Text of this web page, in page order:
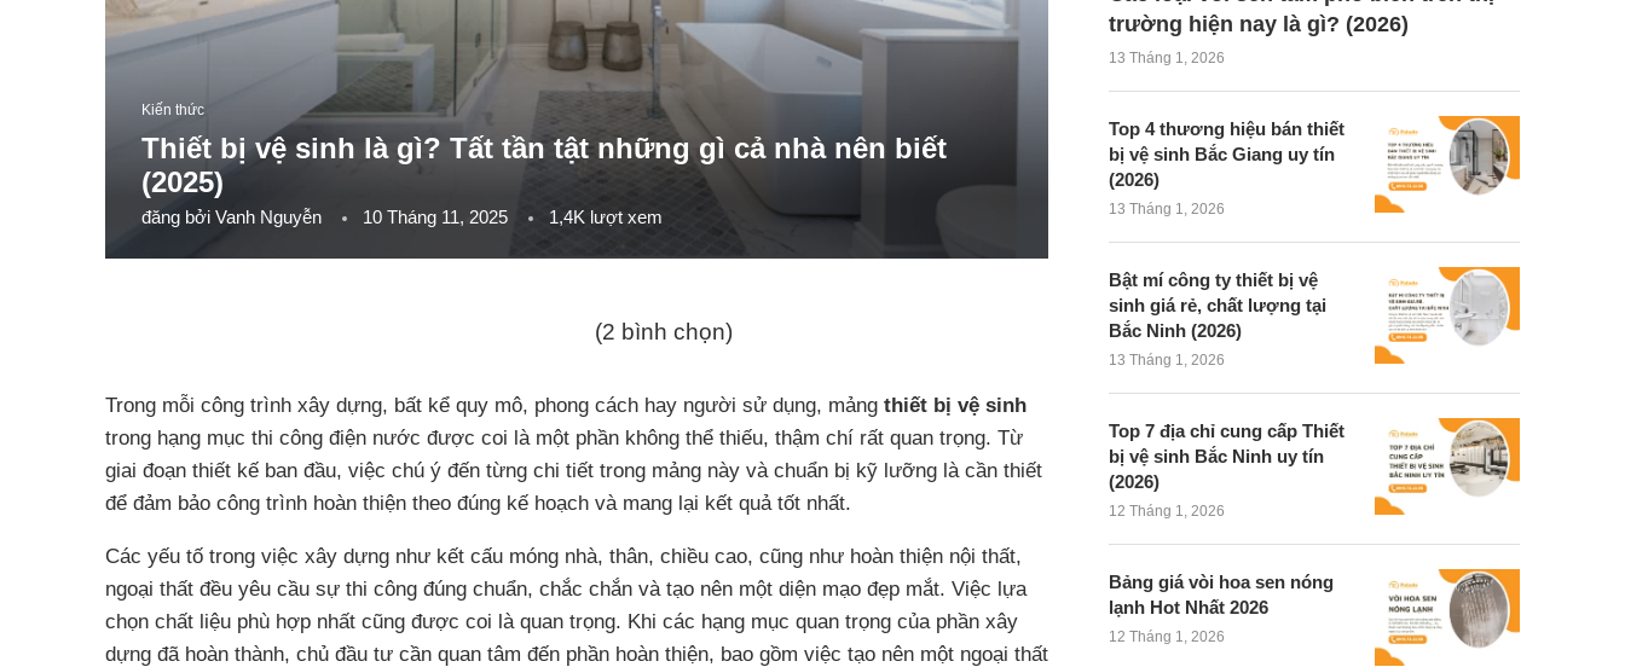
Kiến thức
Thiết bị vệ sinh là gì? Tất tần tật những gì cả nhà nên biết
(2025)
đăng bởi Vanh Nguyễn 10 Tháng 11, 2025 1,4K lượt xem
(2 bình chọn)
Trong mỗi công trình xây dựng, bất kể quy mô, phong cách hay người sử dụng, mảng thiết bị vệ sinh
trong hạng mục thi công điện nước được coi là một phần không thể thiếu, thậm chí rất quan trọng. Từ
giai đoạn thiết kế ban đầu, việc chú ý đến từng chi tiết trong mảng này và chuẩn bị kỹ lưỡng là cần thiết
để đảm bảo công trình hoàn thiện theo đúng kế hoạch và mang lại kết quả tốt nhất.
Các yếu tố trong việc xây dựng như kết cấu móng nhà, thân, chiều cao, cũng như hoàn thiện nội thất,
ngoại thất đều yêu cầu sự thi công đúng chuẩn, chắc chắn và tạo nên một diện mạo đẹp mắt. Việc lựa
chọn chất liệu phù hợp nhất cũng được coi là quan trọng. Khi các hạng mục quan trọng của phần xây
dựng đã hoàn thành, chủ đầu tư cần quan tâm đến phần hoàn thiện, bao gồm việc tạo nên một ngoại thất
trường hiện nay là gì? (2026)
13 Tháng 1, 2026
Top 4 thương hiệu bán thiết
bị vệ sinh Bắc Giang uy tín
(2026)
13 Tháng 1, 2026
Bật mí công ty thiết bị vệ
sinh giá rẻ, chất lượng tại
Bắc Ninh (2026)
13 Tháng 1, 2026
Top 7 địa chỉ cung cấp Thiết
bị vệ sinh Bắc Ninh uy tín
(2026)
12 Tháng 1, 2026
Bảng giá vòi hoa sen nóng
lạnh Hot Nhất 2026
12 Tháng 1, 2026